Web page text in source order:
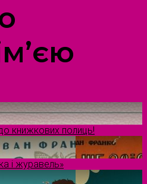
книжкових полиць!
і журавель»